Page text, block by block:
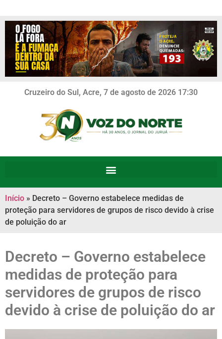
Cruzeiro do Sul, Acre, 7 de agosto de 2026 17:30
Início » Decreto – Governo estabelece medidas de
proteção para servidores de grupos de risco devido à crise
de poluição do ar
Decreto – Governo estabelece
medidas de proteção para
servidores de grupos de risco
devido à crise de poluição do ar